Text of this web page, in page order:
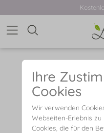
Ihre
Cookies
Wir verwenden
Webseiten-Erlebnis
Cookies, die für den